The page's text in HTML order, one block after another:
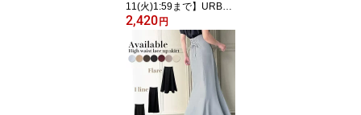
11(火)1:59まで】URBA
N CHERRY 【2点セッ
ト】オープンショルダー
ドッキングストライプブ
ラウス＋フロントボタン
ショートパンツ トップス
2,420 円